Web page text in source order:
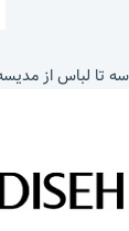
سه تا لباس از